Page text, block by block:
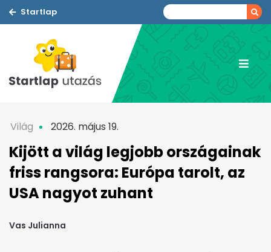
Startlap
Világ 2026. május 19.
Kijött a világ legjobb országainak
friss rangsora: Európa tarolt, az
USA nagyot zuhant
Vas Julianna